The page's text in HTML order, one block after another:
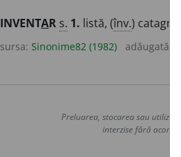
INVENTAR s. 1. listă, (înv.) catagraf
sursa: Sinonime82 (1982) adăugată de
Preluarea, stocarea sau
interzise fără